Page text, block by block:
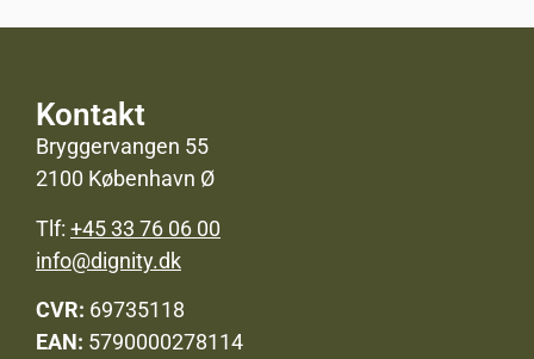
Kontakt
Bryggervangen 55
2100 København Ø
Tlf: +45 33 76 06 00
info@dignity.dk
CVR: 69735118
EAN: 5790000278114